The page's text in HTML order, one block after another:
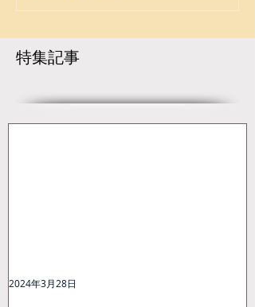
特集記事
2024年3月28日